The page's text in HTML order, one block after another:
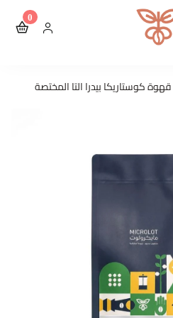
محمصة مايكرولوت للقهوة
0
قهوة كوستاريكا بيدرا التا المختصة